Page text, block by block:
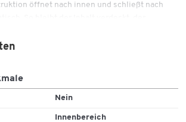
öffnet nach innen und schließt nach
So bleibt der Inhalt verdeckt, der
sowie Sanitär- und
schafft die Einwurf-Öffnung
Der Zugang ist intuitiv, die Reinigung der
an Wertstoffstationen. Das neutrale Grau
Nein
Innenbereich